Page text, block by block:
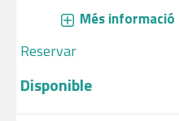
Més informació
Reservar
Disponible